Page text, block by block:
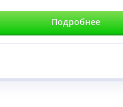
Подробнее